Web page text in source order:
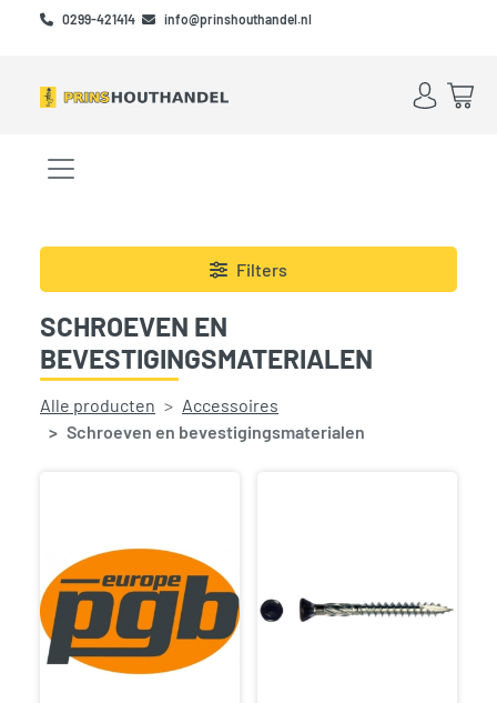
Skip to main content
Skip to footer
0299-421414 info@prinshouthandel.nl
Account
Menu openen/sluiten
Filters
SCHROEVEN EN
BEVESTIGINGSMATERIALEN
Alle producten
Accessoires
Schroeven en bevestigingsmaterialen